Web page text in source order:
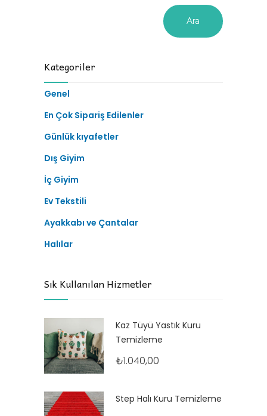
Ara
Kategoriler
Genel
En Çok Sipariş Edilenler
Günlük kıyafetler
Dış Giyim
İç Giyim
Ev Tekstili
Ayakkabı ve Çantalar
Halılar
Sık Kullanılan Hizmetler
Kaz Tüyü Yastık Kuru
Temizleme
₺1.040,00
Step Halı Kuru Temizleme